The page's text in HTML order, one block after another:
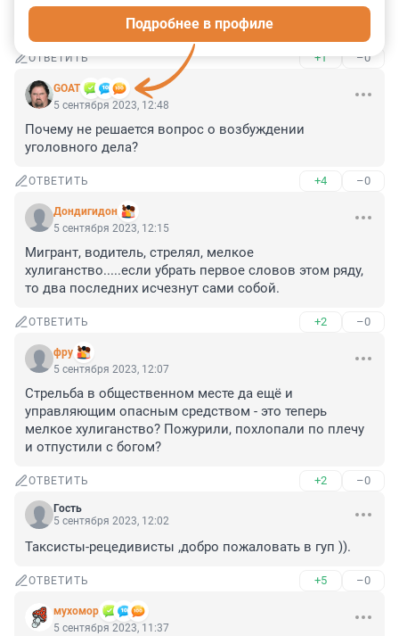
ОТВЕТИТЬ +1 –0
GOAT
Подробнее в профиле
5 сентября 2023, 12:48
Почему не решается вопрос о возбуждении
уголовного дела?
ОТВЕТИТЬ +4 –0
Дондигидон
5 сентября 2023, 12:15
Мигрант, водитель, стрелял, мелкое
хулиганство.....если убрать первое словов этом ряду,
то два последних исчезнут сами собой.
ОТВЕТИТЬ +2 –0
фру
5 сентября 2023, 12:07
Стрельба в общественном месте да ещё и
управляющим опасным средством - это теперь
мелкое хулиганство? Пожурили, похлопали по плечу
и отпустили с богом?
ОТВЕТИТЬ +2 –0
Гость
5 сентября 2023, 12:02
Таксисты-рецедивисты ,добро пожаловать в гуп )).
ОТВЕТИТЬ +5 –0
мухомор
5 сентября 2023, 11:37